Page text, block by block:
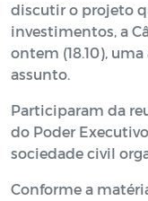
discutir o projeto
investimentos, a
ontem (18.10),
assunto.
Participaram da
do Poder
sociedade civil
Conforme a